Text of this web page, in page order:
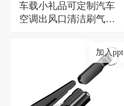
车载小礼品可定制汽车
空调出风口清洁刷气车
加入ppt